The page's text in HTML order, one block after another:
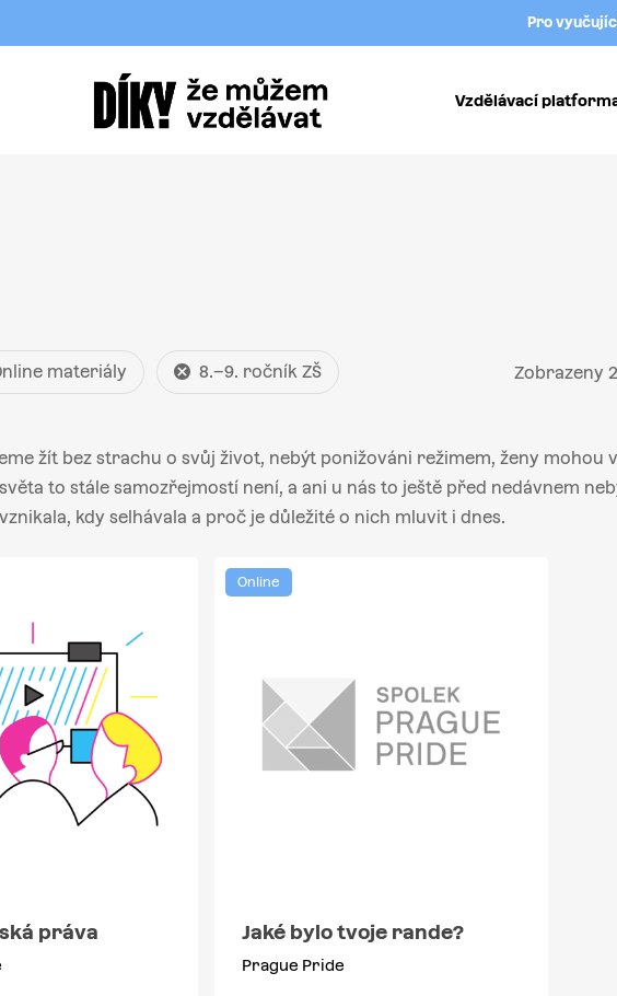
Pro
Vzdělávací
materiály 8.–9. ročník ZŠ Zobrazeny
žít bez strachu o svůj život, nebýt ponižováni režimem, ženy mohou
to stále samozřejmostí není, a ani u nás to ještě před nedávnem
kdy selhávala a proč je důležité o nich mluvit i dnes.
práva
Online
Jaké bylo tvoje rande?
Prague Pride